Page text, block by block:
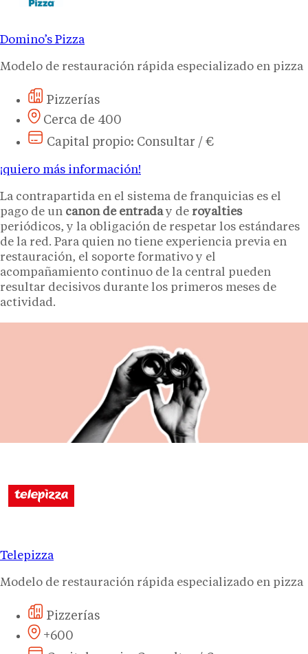
Domino’s Pizza
Modelo de restauración rápida especializado en pizza
Pizzerías
Cerca de 400
Capital propio: Consultar / €
¡quiero más información!
La contrapartida en el sistema de franquicias es el
pago de un canon de entraday de royalties
periódicos, y la obligación de respetar los estándares
de la red. Para quien no tiene experiencia previa en
restauración, el soporte formativo y el
acompañamiento continuo de la central pueden
resultar decisivos durante los primeros meses de
actividad.
Telepizza
Modelo de restauración rápida especializado en pizza
Pizzerías
+600